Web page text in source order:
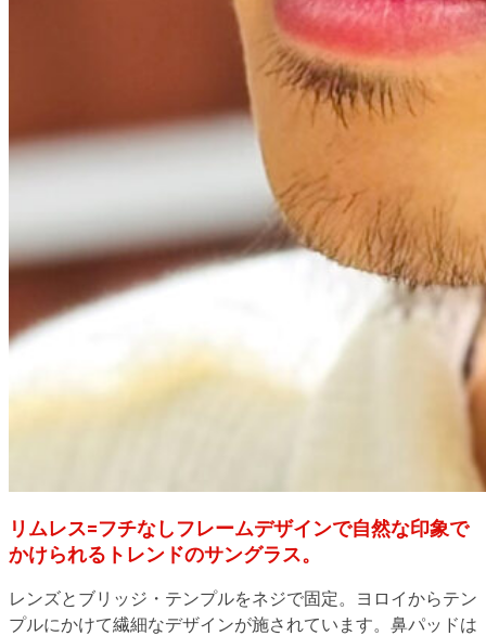
リムレス=フチなしフレームデザインで自然な印象で
かけられるトレンドのサングラス。
レンズとブリッジ・テンプルをネジで固定。ヨロイからテン
プルにかけて繊細なデザインが施されています。鼻パッドは